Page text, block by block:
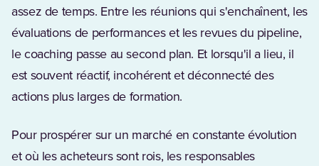
assez de temps. Entre les réunions qui s'enchaînent, les
évaluations de performances et les revues du pipeline,
le coaching passe au second plan. Et lorsqu'il a lieu, il
est souvent réactif, incohérent et déconnecté des
actions plus larges de formation.
Pour prospérer sur un marché en constante évolution
et où les acheteurs sont rois, les responsables